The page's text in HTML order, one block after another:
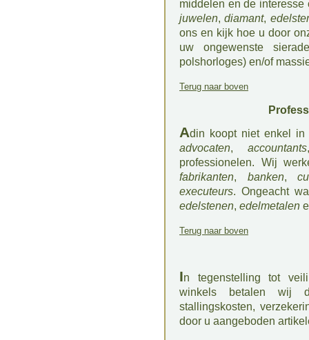
middelen en de
juwelen,diamant,
ons en kijk hoe u door
uw ongewenste
polshorloges) en/of
Terug naar boven
Adin koopt niet enkel
advocaten,accountants
professionelen. Wij
fabrikanten, banken,
executeurs. Ongeacht
edelstenen, edelmetalen
Terug naar boven
In tegenstelling tot
winkels betalen wij
stallingskosten,
door u aangeboden